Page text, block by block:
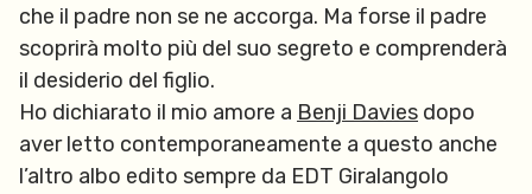
che il padre non se ne accorga. Ma forse il padre
scoprirà molto più del suo segreto e comprenderà
il desiderio del figlio.
Ho dichiarato il mio amore a Benji Davies dopo
aver letto contemporaneamente a questo anche
l’altro albo edito sempre da EDT Giralangolo